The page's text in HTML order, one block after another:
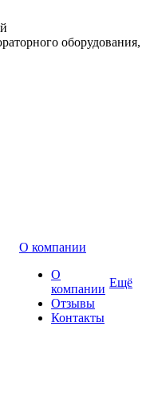
оборудования,
О компании
О
компании
Отзывы
Контакты
Ещё